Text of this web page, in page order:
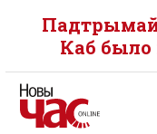
Каб было